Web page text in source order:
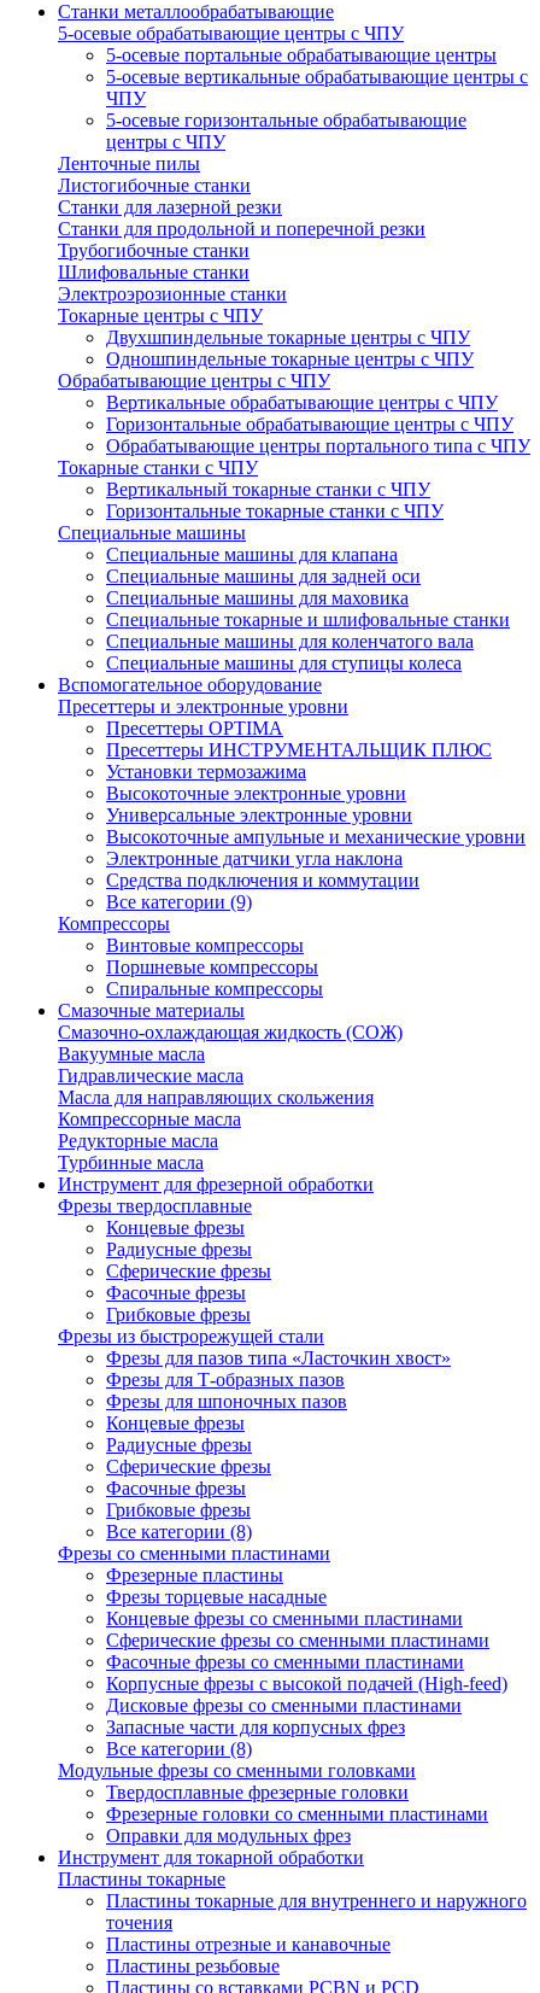
Станки металлообрабатывающие
5-осевые обрабатывающие центры с ЧПУ
5-осевые портальные обрабатывающие центры
5-осевые вертикальные обрабатывающие центры с
ЧПУ
5-осевые горизонтальные обрабатывающие
центры с ЧПУ
Ленточные пилы
Листогибочные станки
Станки для лазерной резки
Станки для продольной и поперечной резки
Трубогибочные станки
Шлифовальные станки
Электроэрозионные станки
Токарные центры с ЧПУ
Двухшпиндельные токарные центры с ЧПУ
Одношпиндельные токарные центры с ЧПУ
Обрабатывающие центры с ЧПУ
Вертикальные обрабатывающие центры с ЧПУ
Горизонтальные обрабатывающие центры с ЧПУ
Обрабатывающие центры портального типа с ЧПУ
Токарные станки с ЧПУ
Вертикальный токарные станки с ЧПУ
Горизонтальные токарные станки с ЧПУ
Специальные машины
Специальные машины для клапана
Специальные машины для задней оси
Специальные машины для маховика
Специальные токарные и шлифовальные станки
Специальные машины для коленчатого вала
Специальные машины для ступицы колеса
Вспомогательное оборудование
Пресеттеры и электронные уровни
Пресеттеры OPTIMA
Пресеттеры ИНСТРУМЕНТАЛЬЩИК ПЛЮС
Установки термозажима
Высокоточные электронные уровни
Универсальные электронные уровни
Высокоточные ампульные и механические уровни
Электронные датчики угла наклона
Средства подключения и коммутации
Все категории (9)
Компрессоры
Винтовые компрессоры
Поршневые компрессоры
Спиральные компрессоры
Смазочные материалы
Смазочно-охлаждающая жидкость (СОЖ)
Вакуумные масла
Гидравлические масла
Масла для направляющих скольжения
Компрессорные масла
Редукторные масла
Турбинные масла
Инструмент для фрезерной обработки
Фрезы твердосплавные
Концевые фрезы
Радиусные фрезы
Сферические фрезы
Фасочные фрезы
Грибковые фрезы
Фрезы из быстрорежущей стали
Фрезы для пазов типа «Ласточкин хвост»
Фрезы для Т-образных пазов
Фрезы для шпоночных пазов
Концевые фрезы
Радиусные фрезы
Сферические фрезы
Фасочные фрезы
Грибковые фрезы
Все категории (8)
Фрезы со сменными пластинами
Фрезерные пластины
Фрезы торцевые насадные
Концевые фрезы со сменными пластинами
Сферические фрезы со сменными пластинами
Фасочные фрезы со сменными пластинами
Корпусные фрезы с высокой подачей (High-feed)
Дисковые фрезы со сменными пластинами
Запасные части для корпусных фрез
Все категории (8)
Модульные фрезы со сменными головками
Твердосплавные фрезерные головки
Фрезерные головки со сменными пластинами
Оправки для модульных фрез
Инструмент для токарной обработки
Пластины токарные
Пластины токарные для внутреннего и наружного
точения
Пластины отрезные и канавочные
Пластины резьбовые
Пластины со вставками PCBN и PCD